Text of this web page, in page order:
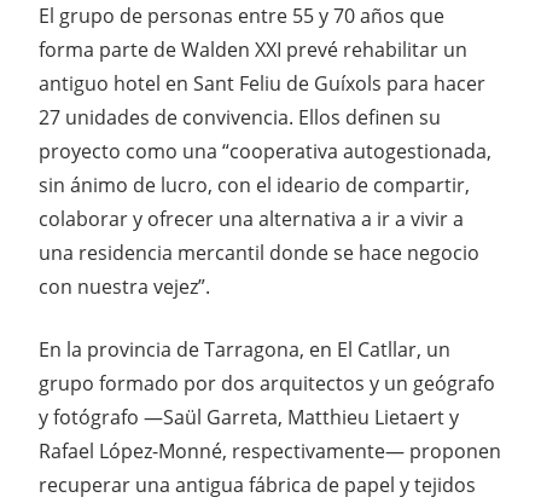
El grupo de personas entre 55 y 70 años que
forma parte de Walden XXI prevé rehabilitar un
antiguo hotel en Sant Feliu de Guíxols para hacer
27 unidades de convivencia. Ellos definen su
proyecto como una “cooperativa autogestionada,
sin ánimo de lucro, con el ideario de compartir,
colaborar y ofrecer una alternativa a ir a vivir a
una residencia mercantil donde se hace negocio
con nuestra vejez”.
En la provincia de Tarragona, en El Catllar, un
grupo formado por dos arquitectos y un geógrafo
y fotógrafo —Saül Garreta, Matthieu Lietaert y
Rafael López-Monné, respectivamente— proponen
recuperar una antigua fábrica de papel y tejidos